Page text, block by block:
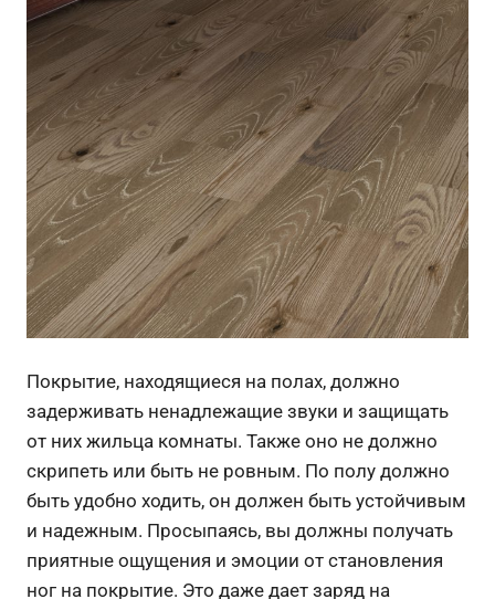
Покрытие, находящиеся на полах, должно
задерживать ненадлежащие звуки и защищать
от них жильца комнаты. Также оно не должно
скрипеть или быть не ровным. По полу должно
быть удобно ходить, он должен быть устойчивым
и надежным. Просыпаясь, вы должны получать
приятные ощущения и эмоции от становления
ног на покрытие. Это даже дает заряд на